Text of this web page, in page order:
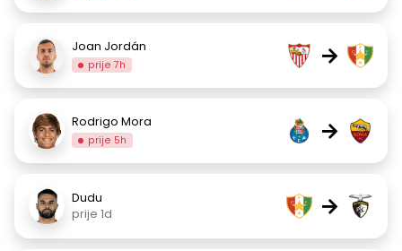
Joan Jordán
prije 7h →
Rodrigo Mora
prije 5h →
Dudu
prije 1d
→